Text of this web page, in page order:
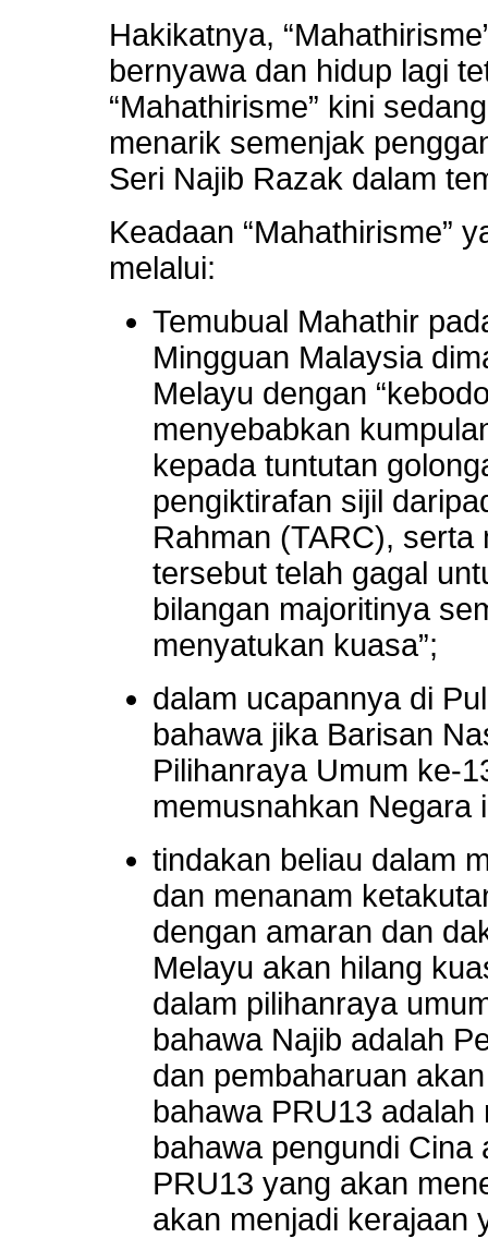
Hakikatnya,
bernyawa dan hidup lagi
“Mahathirisme” kini
menarik semenjak
Seri Najib Razak dalam
Keadaan “Mahathirisme”
melalui:
Temubual Mahathir
Mingguan Malaysia
Melayu dengan
menyebabkan
kepada tuntutan
pengiktirafan sijil
Rahman (TARC),
tersebut telah gagal
bilangan majoritinya
menyatukan kuasa”;
dalam ucapannya di
bahawa jika Barisan
Pilihanraya Umum ke-
memusnahkan Negara
tindakan beliau dalam
dan menanam
dengan amaran dan
Melayu akan hilang
dalam pilihanraya
bahawa Najib adalah
dan pembaharuan
bahawa PRU13
bahawa pengundi
PRU13 yang akan
akan menjadi kerajaan